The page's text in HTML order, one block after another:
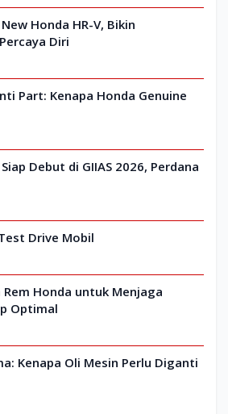
Honda HR-V, Bikin
Diri
Part: Kenapa Honda Genuine
Debut di GIIAS 2026, Perdana
Drive Mobil
Honda untuk Menjaga
Optimal
Kenapa Oli Mesin Perlu Diganti